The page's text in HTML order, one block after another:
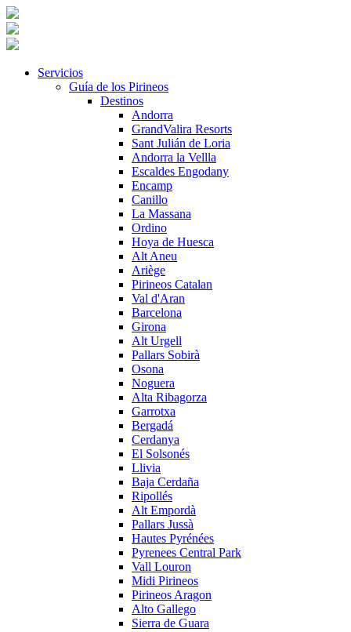
Servicios
Guía de los Pirineos
Destinos
Andorra
GrandValira Resorts
Sant Julián de Loria
Andorra la Vellla
Escaldes Engodany
Encamp
Canillo
La Massana
Ordino
Hoya de Huesca
Alt Aneu
Ariège
Pirineos Catalan
Val d'Aran
Barcelona
Girona
Alt Urgell
Pallars Sobirà
Osona
Noguera
Alta Ribagorza
Garrotxa
Bergadá
Cerdanya
El Solsonés
Llivia
Baja Cerdaña
Ripollés
Alt Empordà
Pallars Jussà
Hautes Pyrénées
Pyrenees Central Park
Vall Louron
Midi Pirineos
Pirineos Aragon
Alto Gallego
Sierra de Guara